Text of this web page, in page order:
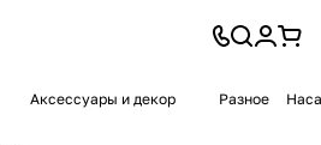
Аксессуары и декор Разное